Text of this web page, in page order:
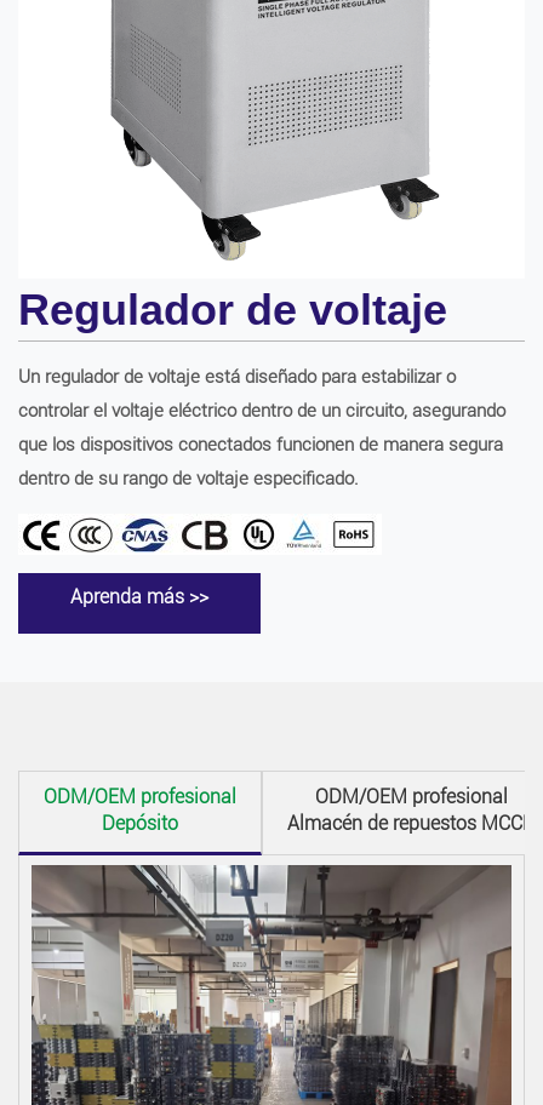
Regulador de voltaje
Un regulador de voltaje está diseñado para estabilizar o
controlar el voltaje eléctrico dentro de un circuito, asegurando
que los dispositivos conectados funcionen de manera segura
dentro de su rango de voltaje especificado.
Aprenda más >>
ODM/OEM profesional
Depósito
ODM/OEM profesional
Almacén de repuestos MCCB